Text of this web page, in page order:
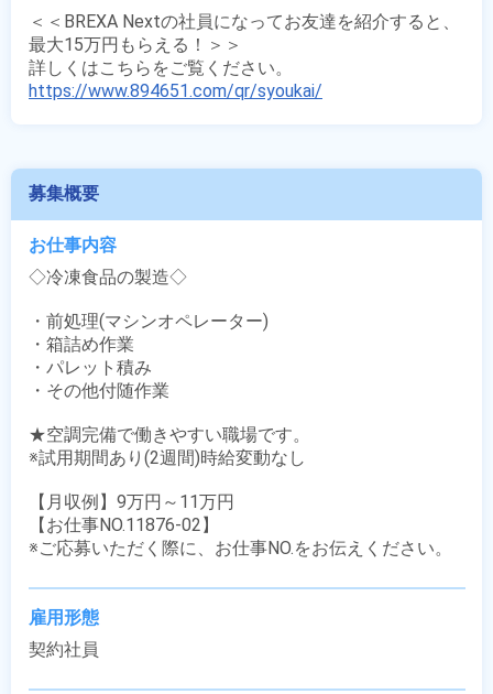
＜＜BREXA Nextの社員になってお友達を紹介すると、
最大15万円もらえる！＞＞
https://www.894651.com/qr/syoukai/
募集概要
お仕事内容
◇冷凍食品の製造◇
・前処理(マシンオペレーター)
・箱詰め作業
・パレット積み
・その他付随作業
★空調完備で働きやすい職場です。
※試用期間あり(2週間)時給変動なし
【月収例】9万円～11万円
【お仕事NO.11876-02】
※ご応募いただく際に、お仕事NO.をお伝えください。
雇用形態
契約社員